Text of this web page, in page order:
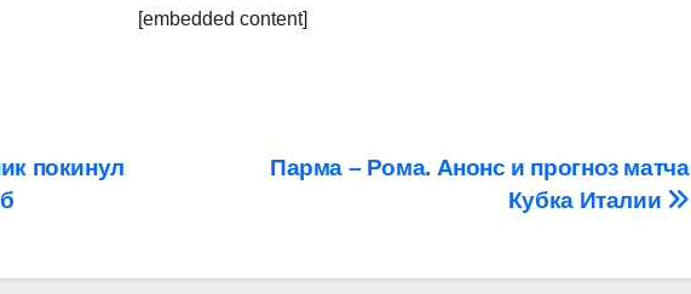
[embedded content]
Парма – Рома. Анонс и прогноз матча
Кубка Италии
покинул